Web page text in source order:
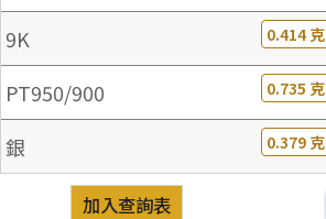
9K 0.414 克
PT950/900 0.735 克
銀 0.379 克
加入查詢表